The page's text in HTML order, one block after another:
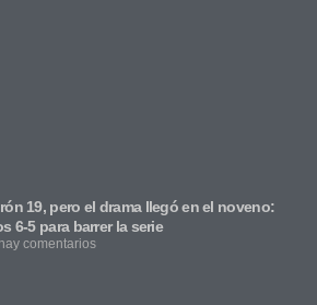
19, pero el drama llegó en el noveno:
6-5 para barrer la serie
comentarios